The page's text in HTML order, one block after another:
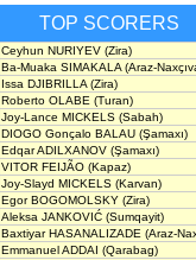
TOP SCORERS
Ceyhun NURIYEV (Zira)
Ba-Muaka SIMAKALA (Araz-
Issa DJIBRILLA (Zira)
Roberto OLABE (Turan)
Joy-Lance MICKELS (Sabah)
DIOGO Gonçalo BALAU (Şamaxı)
Edqar ADILXANOV (Şamaxı)
VITOR FEIJÃO (Kapaz)
Joy-Slayd MICKELS (Karvan)
Egor BOGOMOLSKY (Zira)
Aleksa JANKOVIĆ (Sumqayit)
Baxtiyar HASANALIZADE (Araz-
Emmanuel ADDAI (Qarabag)